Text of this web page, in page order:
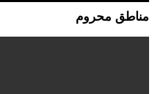
مناطق محروم